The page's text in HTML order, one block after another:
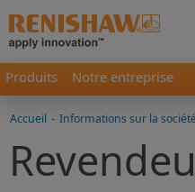
Produits Notre entreprise
Accueil - Informations sur la